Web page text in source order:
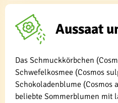
Aussaat
Das Schmuckkörbchen
Schwefelkosmee (Cosmos
Schokoladenblume (Cosmos
beliebte Sommerblumen mit